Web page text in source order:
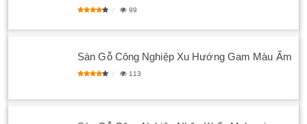
99
Sàn Gỗ Công Nghiệp Xu Hướng Gam Màu Ấm
113